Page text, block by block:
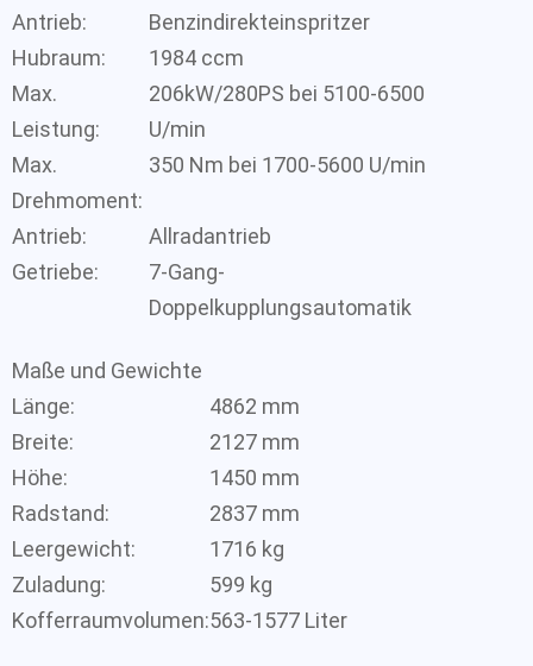
Antrieb:
Benzindirekteinspritzer
Hubraum:
1984 ccm
Max.
Leistung:
206kW/280PS bei 5100-6500
U/min
Max.
Drehmoment:
350 Nm bei 1700-5600 U/min
Antrieb:
Allradantrieb
Getriebe:
7-Gang-
Doppelkupplungsautomatik
Maße und Gewichte
Länge:
4862 mm
Breite:
2127 mm
Höhe:
1450 mm
Radstand:
2837 mm
Leergewicht:
1716 kg
Zuladung:
599 kg
Kofferraumvolumen:563-1577 Liter